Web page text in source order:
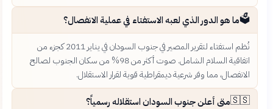
🗳️ما هو الدور الذي لعبه الاستفتاء في عملية الانفصال؟
نُظم استفتاء لتقرير المصير في جنوب السودان في يناير 2011 كجزء من
اتفاقية السلام الشامل. صوت أكثر من 98% من سكان الجنوب لصالح
الانفصال، مما وفر شرعية ديمقراطية قوية لقرار الاستقلال.
🇸🇸متى أعلن جنوب السودان استقلاله رسمياً؟